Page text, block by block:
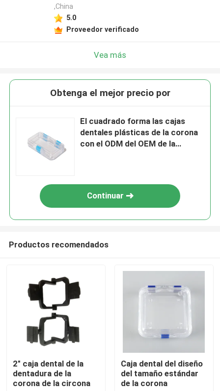
Inicio
Contactos
,China
5.0
Proveedor verificado
Vea más
Obtenga el mejor precio por
El cuadrado forma las cajas
dentales plásticas de la corona
con el ODM del OEM de la
Continuar
Productos recomendados
2" caja dental de la
dentadura de la
corona de la circona
Caja dental del diseño
del tamaño estándar
de la corona